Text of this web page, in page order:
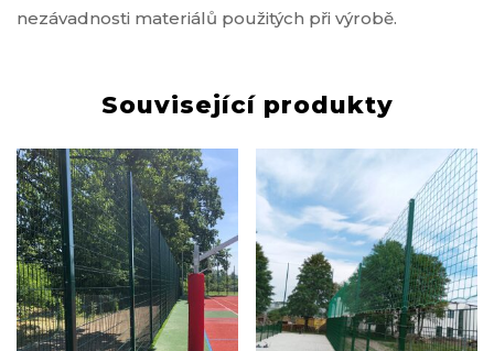
nezávadnosti materiálů použitých při výrobě.
Související produkty